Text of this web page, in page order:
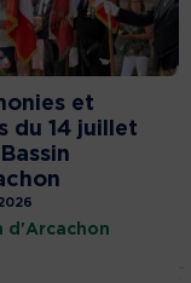
et
du 14 juillet
d'Arcachon